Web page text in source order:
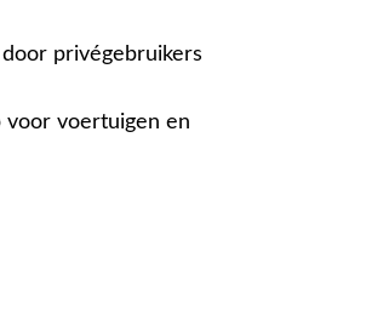
privégebruikers
voor voertuigen en